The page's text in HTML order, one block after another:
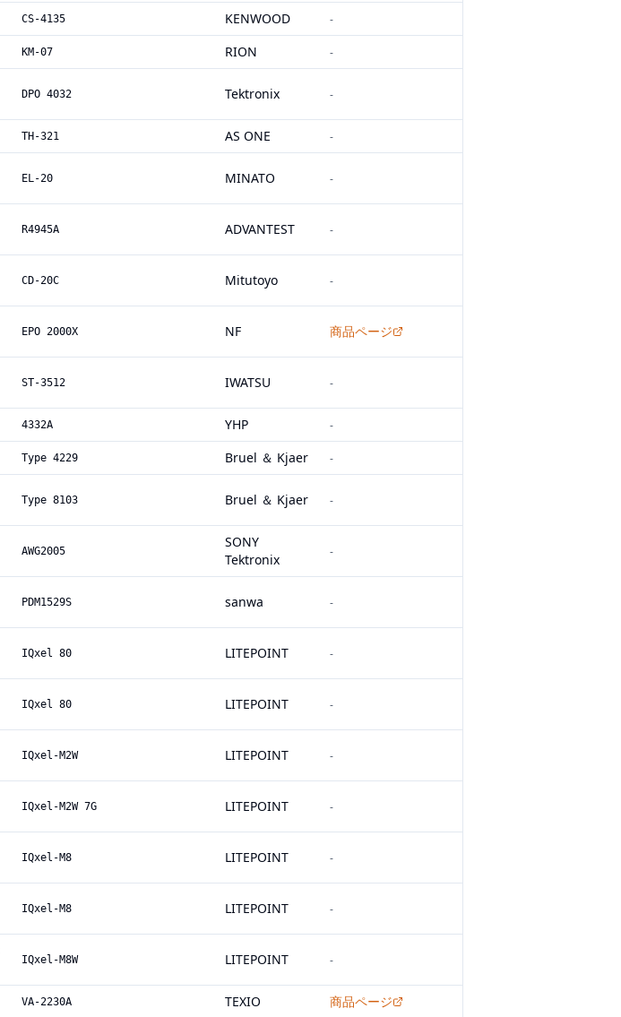
CS-4135 KENWOOD -
KM-07 RION -
DPO 4032 Tektronix -
TH-321 AS ONE -
EL-20 MINATO -
R4945A ADVANTEST -
CD-20C Mitutoyo -
EPO 2000X NF 商品ページ
ST-3512 IWATSU -
4332A YHP -
Type 4229 Bruel ＆ Kjaer -
Type 8103 Bruel ＆ Kjaer -
AWG2005
SONY
Tektronix
-
PDM1529S sanwa -
IQxel 80 LITEPOINT -
IQxel 80 LITEPOINT -
IQxel-M2W LITEPOINT -
IQxel-M2W 7G LITEPOINT -
IQxel-M8 LITEPOINT -
IQxel-M8 LITEPOINT -
IQxel-M8W LITEPOINT -
VA-2230A TEXIO 商品ページ